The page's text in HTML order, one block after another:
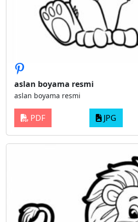
aslan boyama resmi
aslan boyama resmi
PDF JPG